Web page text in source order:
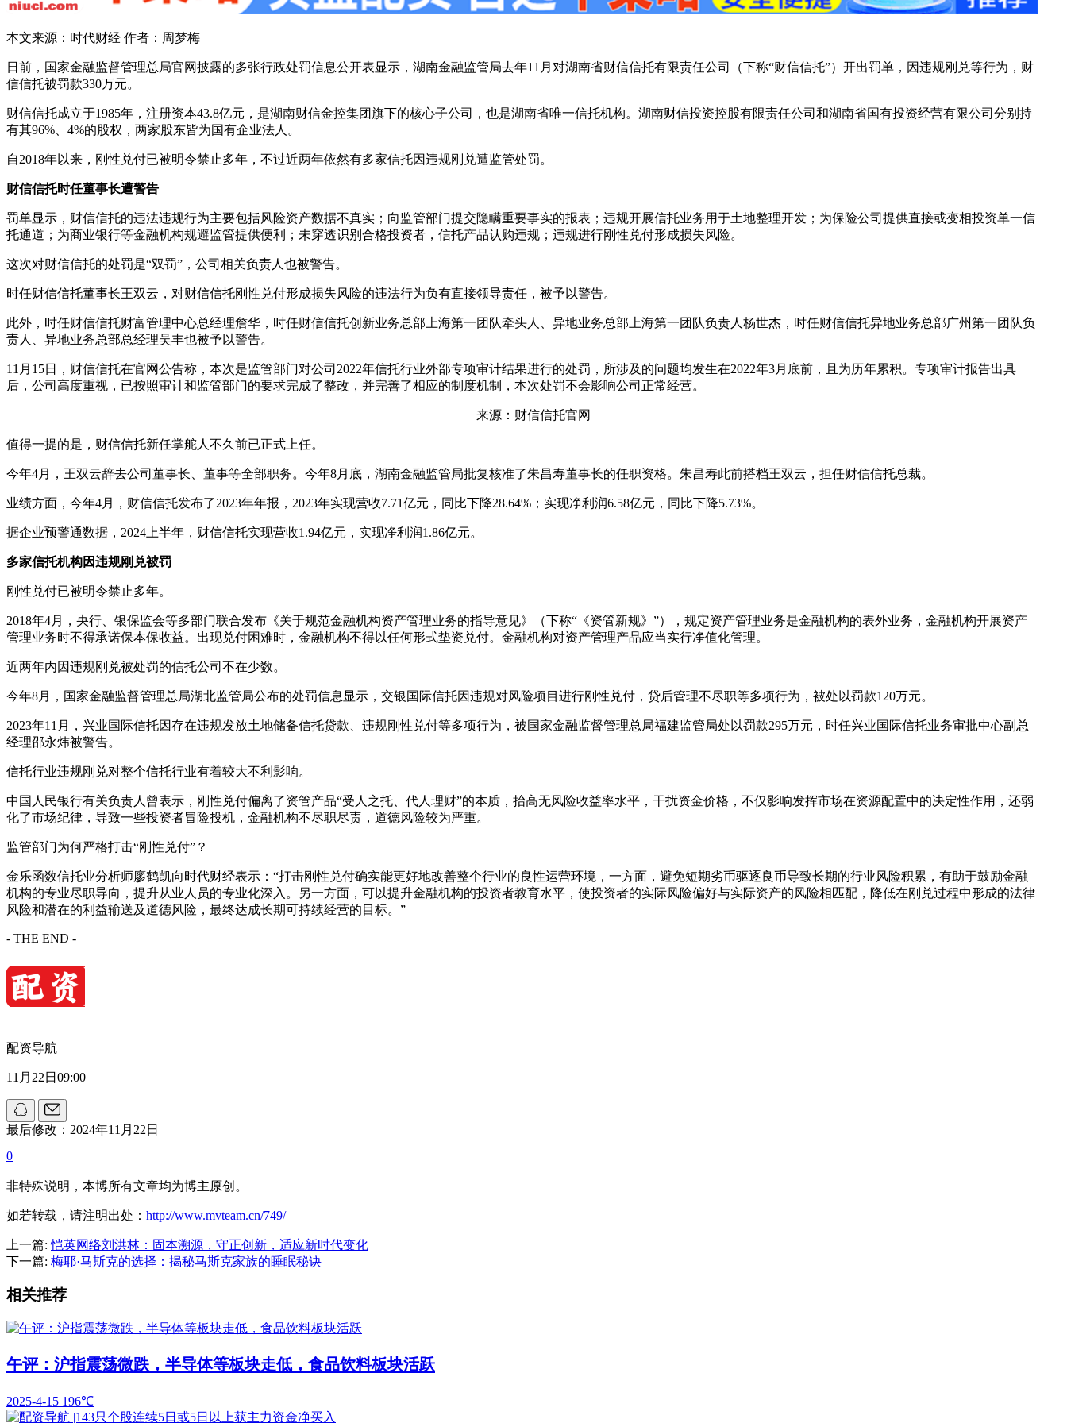
本文来源：时代财经 作者：周梦梅
日前，国家金融监督管理总局官网披露的多张行政处罚信息公开表显示，湖南金融监管局去年11月对湖南省财信信托有限责任公司（下称“财信信托”）开出罚单，因违规刚兑等行为，财
信信托被罚款330万元。
财信信托成立于1985年，注册资本43.8亿元，是湖南财信金控集团旗下的核心子公司，也是湖南省唯一信托机构。湖南财信投资控股有限责任公司和湖南省国有投资经营有限公司分别持
有其96%、4%的股权，两家股东皆为国有企业法人。
自2018年以来，刚性兑付已被明令禁止多年，不过近两年依然有多家信托因违规刚兑遭监管处罚。
财信信托时任董事长遭警告
罚单显示，财信信托的违法违规行为主要包括风险资产数据不真实；向监管部门提交隐瞒重要事实的报表；违规开展信托业务用于土地整理开发；为保险公司提供直接或变相投资单一信
托通道；为商业银行等金融机构规避监管提供便利；未穿透识别合格投资者，信托产品认购违规；违规进行刚性兑付形成损失风险。
这次对财信信托的处罚是“双罚”，公司相关负责人也被警告。
时任财信信托董事长王双云，对财信信托刚性兑付形成损失风险的违法行为负有直接领导责任，被予以警告。
此外，时任财信信托财富管理中心总经理詹华，时任财信信托创新业务总部上海第一团队牵头人、异地业务总部上海第一团队负责人杨世杰，时任财信信托异地业务总部广州第一团队负
责人、异地业务总部总经理吴丰也被予以警告。
11月15日，财信信托在官网公告称，本次是监管部门对公司2022年信托行业外部专项审计结果进行的处罚，所涉及的问题均发生在2022年3月底前，且为历年累积。专项审计报告出具
后，公司高度重视，已按照审计和监管部门的要求完成了整改，并完善了相应的制度机制，本次处罚不会影响公司正常经营。
来源：财信信托官网
值得一提的是，财信信托新任掌舵人不久前已正式上任。
今年4月，王双云辞去公司董事长、董事等全部职务。今年8月底，湖南金融监管局批复核准了朱昌寿董事长的任职资格。朱昌寿此前搭档王双云，担任财信信托总裁。
业绩方面，今年4月，财信信托发布了2023年年报，2023年实现营收7.71亿元，同比下降28.64%；实现净利润6.58亿元，同比下降5.73%。
据企业预警通数据，2024上半年，财信信托实现营收1.94亿元，实现净利润1.86亿元。
多家信托机构因违规刚兑被罚
刚性兑付已被明令禁止多年。
2018年4月，央行、银保监会等多部门联合发布《关于规范金融机构资产管理业务的指导意见》（下称“《资管新规》”），规定资产管理业务是金融机构的表外业务，金融机构开展资产
管理业务时不得承诺保本保收益。出现兑付困难时，金融机构不得以任何形式垫资兑付。金融机构对资产管理产品应当实行净值化管理。
近两年内因违规刚兑被处罚的信托公司不在少数。
今年8月，国家金融监督管理总局湖北监管局公布的处罚信息显示，交银国际信托因违规对风险项目进行刚性兑付，贷后管理不尽职等多项行为，被处以罚款120万元。
2023年11月，兴业国际信托因存在违规发放土地储备信托贷款、违规刚性兑付等多项行为，被国家金融监督管理总局福建监管局处以罚款295万元，时任兴业国际信托业务审批中心副总
经理邵永炜被警告。
信托行业违规刚兑对整个信托行业有着较大不利影响。
中国人民银行有关负责人曾表示，刚性兑付偏离了资管产品“受人之托、代人理财”的本质，抬高无风险收益率水平，干扰资金价格，不仅影响发挥市场在资源配置中的决定性作用，还弱
化了市场纪律，导致一些投资者冒险投机，金融机构不尽职尽责，道德风险较为严重。
监管部门为何严格打击“刚性兑付”？
金乐函数信托业分析师廖鹤凯向时代财经表示：“打击刚性兑付确实能更好地改善整个行业的良性运营环境，一方面，避免短期劣币驱逐良币导致长期的行业风险积累，有助于鼓励金融
机构的专业尽职导向，提升从业人员的专业化深入。另一方面，可以提升金融机构的投资者教育水平，使投资者的实际风险偏好与实际资产的风险相匹配，降低在刚兑过程中形成的法律
风险和潜在的利益输送及道德风险，最终达成长期可持续经营的目标。”
- THE END -
配资导航
11月22日09:00
最后修改：2024年11月22日
0
非特殊说明，本博所有文章均为博主原创。
如若转载，请注明出处： http://www.mvteam.cn/749/
上一篇: 恺英网络刘洪林：固本溯源，守正创新，适应新时代变化
下一篇: 梅耶·马斯克的选择：揭秘马斯克家族的睡眠秘诀
相关推荐
午评：沪指震荡微跌，半导体等板块走低，食品饮料板块活跃
2025-4-15 196℃